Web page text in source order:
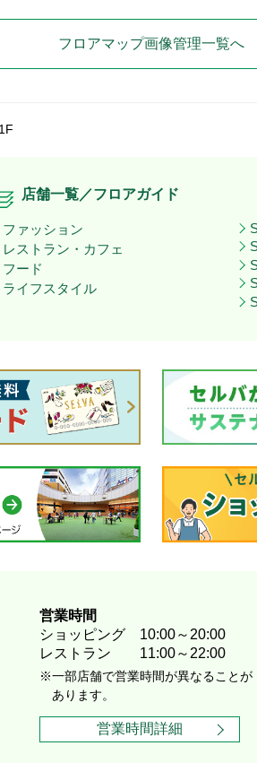
フロアマップ画像管理一覧へ
店舗一覧／フロアガイド
ファッション
レストラン・カフェ
フード
ライフスタイル
営業時間
ショッピング
10:00～20:00
レストラン
11:00～22:00
一部店舗で営業時間が異なることが
あります。
営業時間詳細